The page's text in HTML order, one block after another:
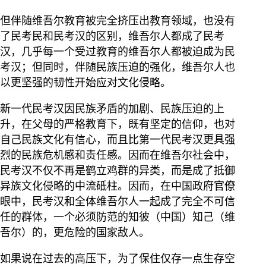
但伴随维吾尔教育被完全挤压出教育领域，也没有
了民考民和民考汉的区别，维吾尔人都成了民考
汉，几乎每一个受过教育的维吾尔人都被迫成为民
考汉；但同时，伴随民族压迫的强化，维吾尔人也
以更坚强的韧性开始应对文化侵略。
新一代民考汉因民族矛盾的加剧、民族压迫的上
升，在父母的严格教育下，既有坚定的信仰，也对
自己民族文化有信心，而且比第一代民考汉更具强
烈的民族危机感和责任感。因而在维吾尔社会中，
民考汉不仅不再是鹤立鸡群的异类，而是成了抵御
异族文化侵略的中流砥柱。因而，在中国政府官僚
眼中，民考汉和全体维吾尔人一起成了完全不可信
任的群体，一个必须防范的知彼（中国）知己（维
吾尔）的，更危险的国家敌人。
如果说在过去的高压下，为了保住仅存一点生存空